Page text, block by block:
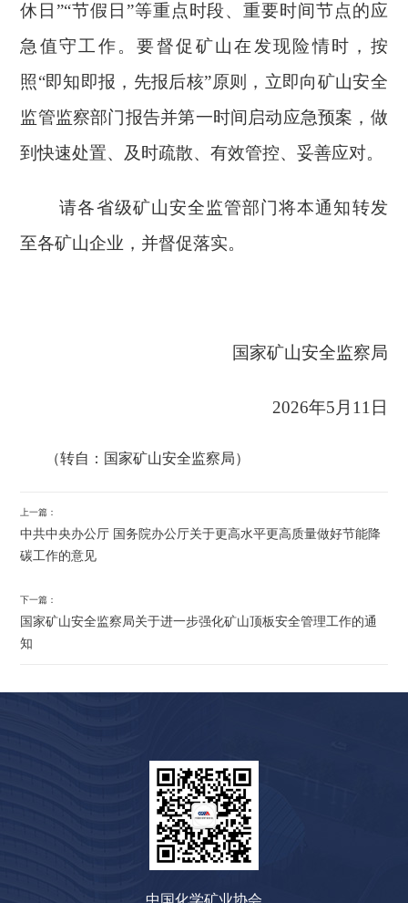
休日”“节假日”等重点时段、重要时间节点的应
急值守工作。要督促矿山在发现险情时，按
照“即知即报，先报后核”原则，立即向矿山安全
监管监察部门报告并第一时间启动应急预案，做
到快速处置、及时疏散、有效管控、妥善应对。
请各省级矿山安全监管部门将本通知转发
至各矿山企业，并督促落实。
国家矿山安全监察局
2026年5 月 11 日
（转自：国家矿山安全监察局）
上一篇：
中共中央办公厅 国务院办公厅关于更高水平更高质量做好节能降
碳工作的意见
下一篇：
国家矿山安全监察局关于进一步强化矿山顶板安全管理工作的通
知
中国化学矿业协会